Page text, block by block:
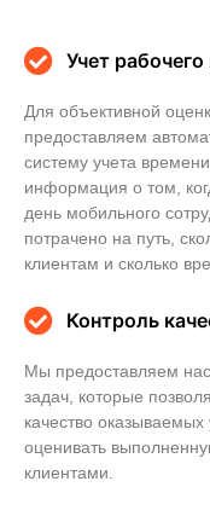
Учет
Для объективной
предоставляем
систему учета
информация о том,
день мобильного
потрачено на путь,
клиентам и сколько
Контроль
Мы предоставляем
задач, которые
качество
оценивать
клиентами.